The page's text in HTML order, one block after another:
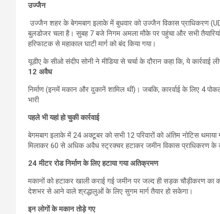
उज्जैन
उज्जैन शहर के बेगमबाग इलाके में बुधवार को उज्जैन विकास प्राधिकरण
बुलडोजर चला है। सुबह 7 बजे निगम अमला मौके पर पहुंचा और सभी
हरिफाटक से महाकाल घाटी मार्ग को बंद किया गया।
यूडीए के सीओ संदीप सोनी ने मीडिया से चर्चा के दौरान कहा कि, ये
12 अवैध
निर्माण (इनमें मकान और दुकानें शामिल थीं)। जबकि, कारर्वाई के लिए 4
भारी
पहले भी यहां हो चुकी कार्रवाई
बेगमबाग इलाके में 24 अक्टूबर को सभी 12 परिवारों को अंतिम नोटिस
मिलाकर 60 से अधिक अवैध स्ट्रक्चर हटाकर जमीन विकास प्राधिकरण के
24 मीटर रोड निर्माण के लिए हटाया गया अतिक्रमण
मकानों को हटाकर खाली कराई गई जमीन पर जल्द ही सड़क चौड़ीकरण का
देशभर से आने वाले श्रद्धालुओं के लिए सुगम मार्ग तैयार हो सकेगा।
इन लोगों के मकान तोड़े गए